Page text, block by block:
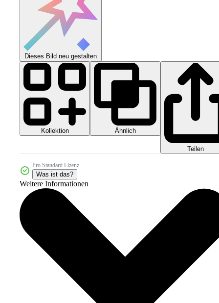
Dieses Bild neu gestalten
Kollektion Ähnlich
Teilen
Pro Standard Lizenz
Was ist das?
Weitere Informationen